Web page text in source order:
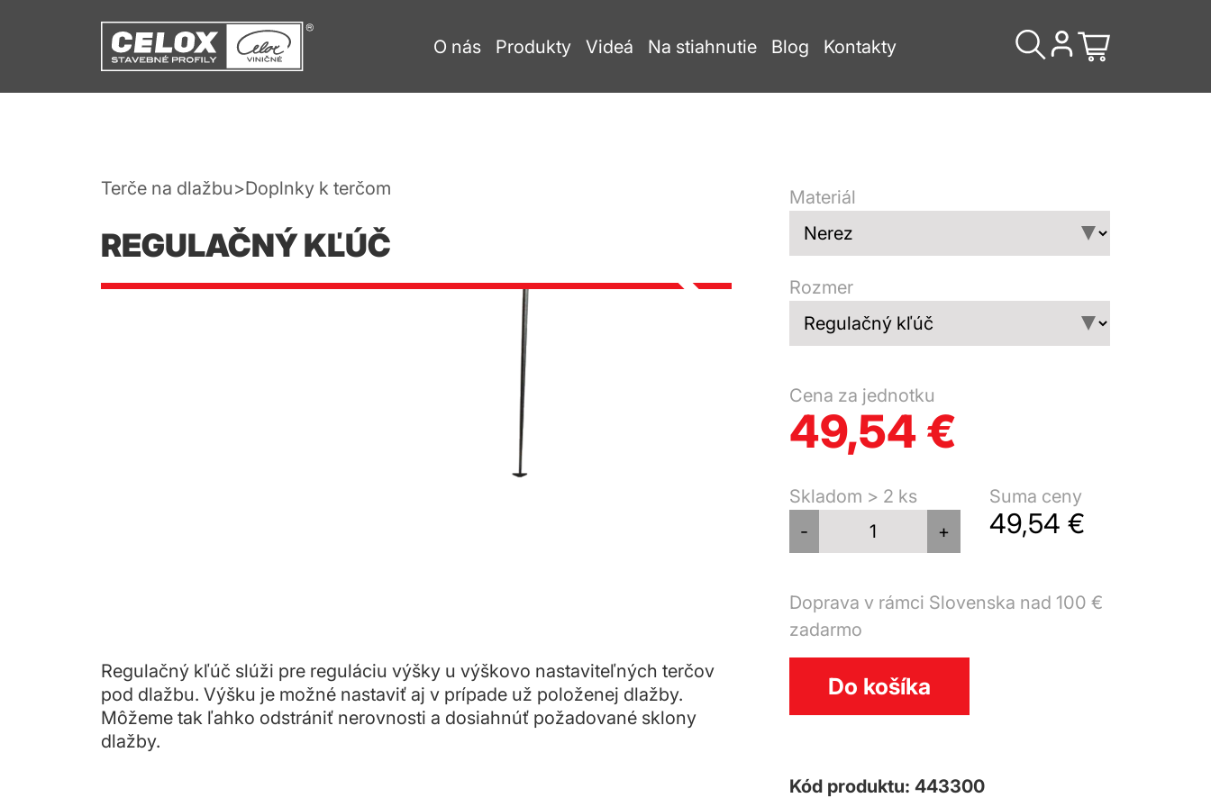
O nás Produkty Videá Na stiahnutie Blog Kontakty
Terče na dlažbu Doplnky k terčom
REGULAČNÝ KĽÚČ
Regulačný kľúč slúži pre reguláciu výšky u výškovo nastaviteľných terčov
pod dlažbu. Výšku je možné nastaviť aj v prípade už položenej dlažby.
Môžeme tak ľahko odstrániť nerovnosti a dosiahnúť požadované sklony
dlažby.
Materiál
Rozmer
Cena za jednotku
49,54 €
Skladom > 2 ks
-
+
Suma ceny
49,54 €
Doprava v rámci Slovenska nad 100 €
zadarmo
Do košíka
Kód produktu: 443300